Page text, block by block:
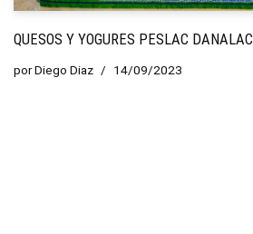
QUESOS Y YOGURES PESLAC DANALAC
porDiego Diaz 14/09/2023